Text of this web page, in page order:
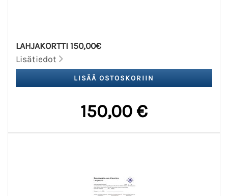
LAHJAKORTTI 150,00€
Lisätiedot
150,00 €